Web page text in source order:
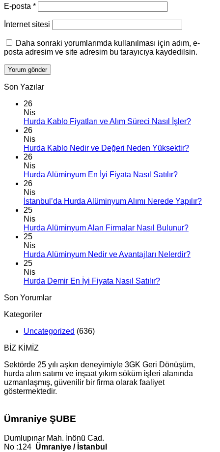
E-posta *
İnternet sitesi
Daha sonraki yorumlarımda kullanılması için adım, e-
posta adresim ve site adresim bu tarayıcıya kaydedilsin.
Son Yazılar
26
Nis
Hurda Kablo Fiyatları ve Alım Süreci Nasıl İşler?
26
Nis
Hurda Kablo Nedir ve Değeri Neden Yüksektir?
26
Nis
Hurda Alüminyum En İyi Fiyata Nasıl Satılır?
26
Nis
İstanbul’da Hurda Alüminyum Alımı Nerede Yapılır?
25
Nis
Hurda Alüminyum Alan Firmalar Nasıl Bulunur?
25
Nis
Hurda Alüminyum Nedir ve Avantajları Nelerdir?
25
Nis
Hurda Demir En İyi Fiyata Nasıl Satılır?
Son Yorumlar
Kategoriler
Uncategorized (636)
BİZ KİMİZ
Sektörde 25 yılı aşkın deneyimiyle 3GK Geri Dönüşüm,
hurda alım satımı ve inşaat yıkım söküm işleri alanında
uzmanlaşmış, güvenilir bir firma olarak faaliyet
göstermektedir.
Ümraniye ŞUBE
Dumlupınar Mah. İnönü Cad.
No :124 Ümraniye / İstanbul